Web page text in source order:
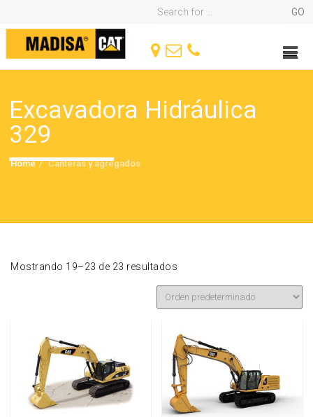
Excavadora Hidráulica
329
Home Canteras y agregados
Mostrando 19–23 de 23 resultados